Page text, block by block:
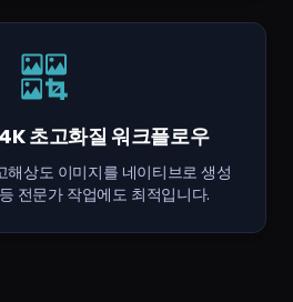
초고화질 워크플로우
상도 이미지를 네이티브로 생성
전문가 작업에도 최적입니다.